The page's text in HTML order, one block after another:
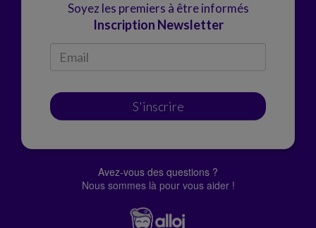
Soyez les premiers à être informés
Inscription Newsletter
S'inscrire
Avez-vous des questions ?
Nous sommes là pour vous aider !